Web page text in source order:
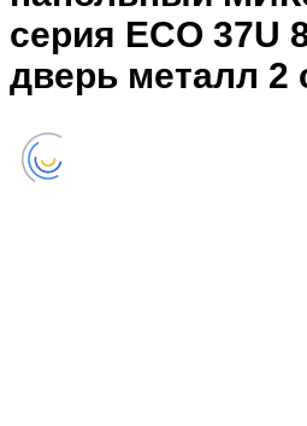
серия ECO 37U
дверь металл 2